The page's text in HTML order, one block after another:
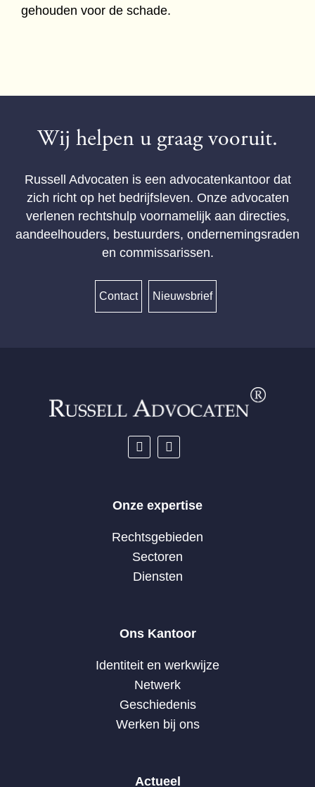
gehouden voor de schade.
Wij helpen u graag vooruit.
Russell Advocaten is een advocatenkantoor dat
zich richt op het bedrijfsleven. Onze advocaten
verlenen rechtshulp voornamelijk aan directies,
aandeelhouders, bestuurders, ondernemingsraden
en commissarissen.
Contact Nieuwsbrief
Onze expertise
Rechtsgebieden
Sectoren
Diensten
Ons Kantoor
Identiteit en werkwijze
Netwerk
Geschiedenis
Werken bij ons
Actueel